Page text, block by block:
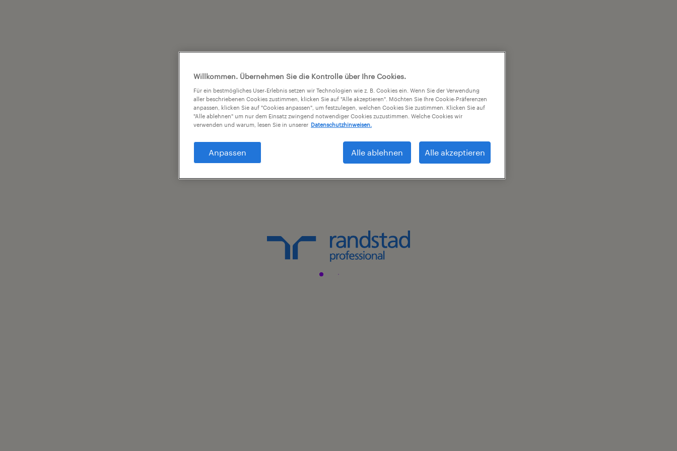
Willkommen. Übernehmen Sie die Kontrolle über Ihre Cookies.
Für ein bestmögliches User-Erlebnis setzen wir Technologien wie z. B. Cookies ein. Wenn Sie der Verwendung
aller beschriebenen Cookies zustimmen, klicken Sie auf "Alle akzeptieren". Möchten Sie Ihre Cookie-Präferenzen
anpassen, klicken Sie auf "Cookies anpassen", um festzulegen, welchen Cookies Sie zustimmen. Klicken Sie auf
"Alle ablehnen" um nur dem Einsatz zwingend notwendiger Cookies zuzustimmen. Welche Cookies wir
verwenden und warum, lesen Sie in unserer Datenschutzhinweisen.
Anpassen Alle ablehnen Alle akzeptieren